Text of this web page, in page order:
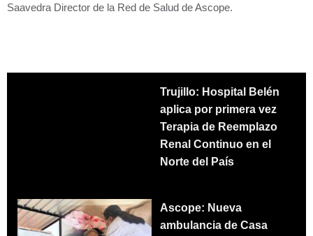
Saavedra Director de la Red de Salud de Ascope.
Trujillo: Hospital Belén
aplica por primera vez
Terapia de Reemplazo
Renal Continuo en el
Norte del País
Ascope: Nueva
ambulancia de Casa